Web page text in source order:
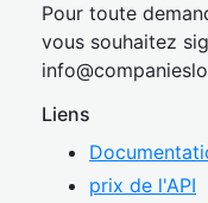
Pour toute
vous souhaitez
info@companies
Liens
prix de l'API